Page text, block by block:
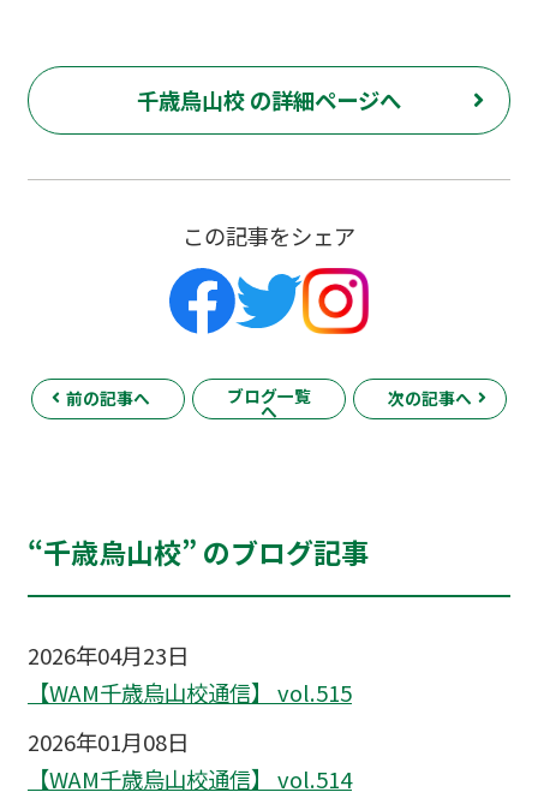
千歳烏山校 の詳細ページへ
この記事をシェア
前の記事へ ブログ一覧
へ
次の記事へ
“千歳烏山校” のブログ記事
2026年04月23日
【WAM千歳烏山校通信】 vol.515
2026年01月08日
【WAM千歳烏山校通信】 vol.514